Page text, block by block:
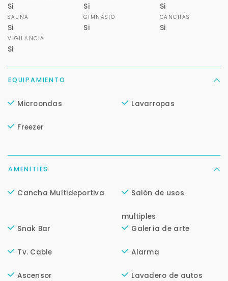
Si Si Si
SAUNA
Si
GIMNASIO
Si
CANCHAS
Si
VIGILANCIA
Si
EQUIPAMIENTO
Microondas Lavarropas
Freezer
AMENITIES
Cancha Multideportiva Salón de usos
multiples
Snak Bar
Galería de arte
Tv. Cable Alarma
Ascensor Lavadero de autos
Déjanos tus datos para identificar tu consulta en el
Tu nombre *